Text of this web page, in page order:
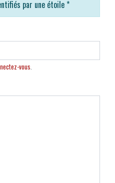
par une étoile *
vous.